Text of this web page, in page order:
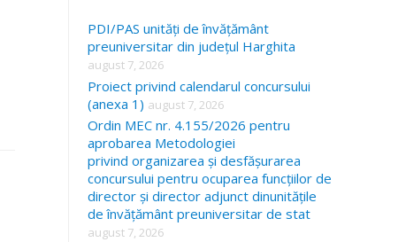
c
h
f
o
r
:
PDI/PAS unități de învățământ
preuniversitar din județul Harghita
august 7, 2026
Proiect privind calendarul concursului
(anexa 1) august 7, 2026
Ordin MEC nr. 4.155/2026 pentru
aprobarea Metodologiei
privind organizarea și desfășurarea
concursului pentru ocuparea funcțiilor de
director și director adjunct dinunitățile
de învățământ preuniversitar de stat
august 7, 2026